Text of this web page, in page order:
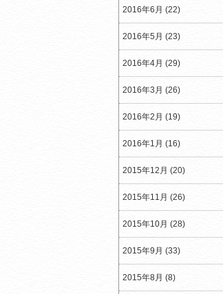
2016年6月 (22)
2016年5月 (23)
2016年4月 (29)
2016年3月 (26)
2016年2月 (19)
2016年1月 (16)
2015年12月 (20)
2015年11月 (26)
2015年10月 (28)
2015年9月 (33)
2015年8月 (8)